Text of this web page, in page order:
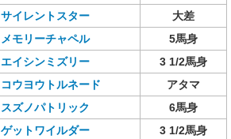
サイレントスター
大差
メモリーチャペル
5馬身
エイシンミズリー
3 1/2馬身
コウヨウトルネード
アタマ
スズノパトリック
6馬身
ゲットワイルダー
3 1/2馬身